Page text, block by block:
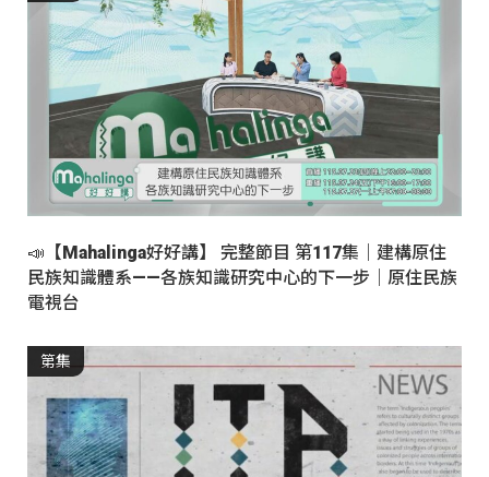
📣【Mahalinga好好講】 完整節目 第117集｜建構原住
民族知識體系——各族知識研究中心的下一步｜原住民族
電視台
第集